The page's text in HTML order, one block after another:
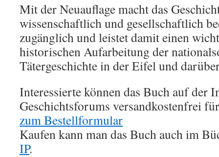
Mit der Neuauflage macht das
wissenschaftlich und gesellschaftlich
zugänglich und leistet damit einen
historischen Aufarbeitung der
Tätergeschichte in der Eifel und
Interessierte können das Buch auf der
Geschichtsforums versandkostenfrei
zum Bestellformular
Kaufen kann man das Buch auch im
IP.